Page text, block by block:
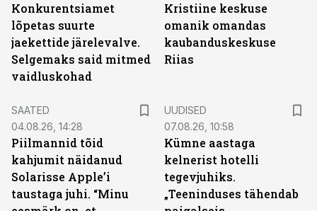
Konkurentsiamet
lõpetas suurte
jaekettide järelevalve.
Selgemaks said mitmed
vaidluskohad
Kristiine keskuse
omanik omandas
kaubanduskeskuse
Riias
SAATED
04.08.26, 14:28
Piilmannid tõid
kahjumit näidanud
Solarisse Apple’i
taustaga juhi. “Minu
UUDISED
07.08.26, 10:58
Kümne aastaga
kelnerist hotelli
tegevjuhiks.
„Teeninduses tähendab